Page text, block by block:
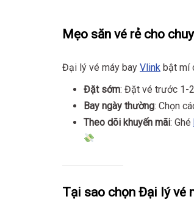
Mẹo săn vé rẻ cho
Đại lý vé máy bay Vlink bật mí
Đặt sớm: Đặt vé trước 1-
Bay ngày thường: Chọn
Theo dõi khuyến mãi: Ghé
Tại sao chọn Đại lý vé